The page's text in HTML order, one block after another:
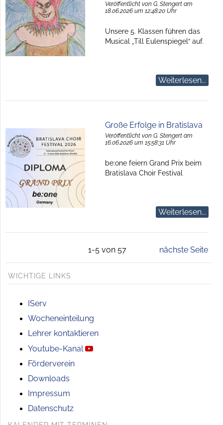
Veröffentlicht von G. Stengert am
18.06.2026 um 12:48:20 Uhr
Unsere 5. Klassen führen das
Musical „Till Eulenspiegel“ auf.
Weiterlesen...
Große Erfolge in Bratislava
Veröffentlicht von G. Stengert am
16.06.2026 um 15:58:31 Uhr
be:one feiern Grand Prix beim
Bratislava Choir Festival
Weiterlesen...
1-5 von 57 nächste Seite
WICHTIGE LINKS
IServ
Wocheneinteilung
Lehrer kontaktieren
Youtube-Kanal
Förderverein
Downloads
Impressum
Datenschutz